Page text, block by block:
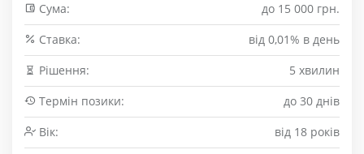
Сума:
до 15 000 грн.
Cтавка:
від 0,01% в день
Рішення:
5 хвилин
Термін позики:
до 30 днів
Вік:
від 18 років